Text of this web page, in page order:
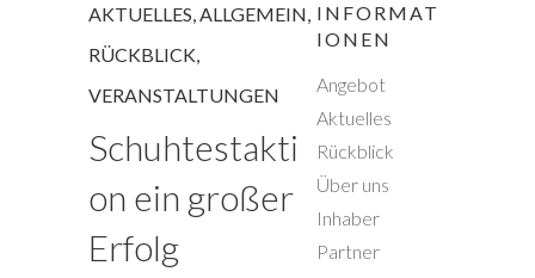
AKTUELLES,ALLGEMEIN,
RÜCKBLICK,
VERANSTALTUNGEN
Schuhtestakti
on ein großer
Erfolg
INFORMAT
IONEN
Angebot
Aktuelles
Rückblick
Über uns
Inhaber
Partner